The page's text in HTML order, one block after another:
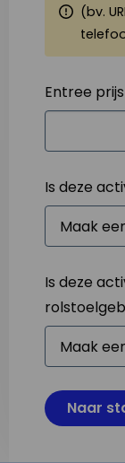
(bv.
Entree prijs
Is deze
Is deze